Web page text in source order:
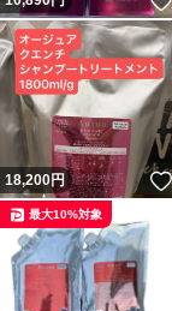
18,200円
最大10%対象